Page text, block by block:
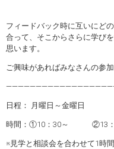
フィードバック時に互いにど
合って、そこからさらに学び
思います。
ご興味があればみなさんの参
日程： 月曜日～金曜日
時間：①10：30～ ②13：
※見学と相談会を合わせて1時